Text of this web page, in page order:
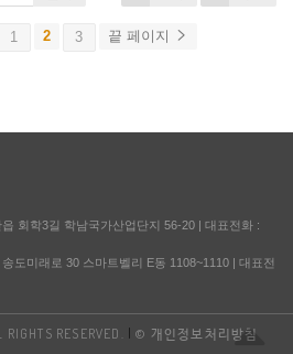
1 2 3 끝 페이지
회학3길 학남국가산업단지 56-20 | 대표전화 :
도미래로 30 스마트벨리 E동 1108~1110 | 대표전
RESERVED. |© 개인정보처리방침